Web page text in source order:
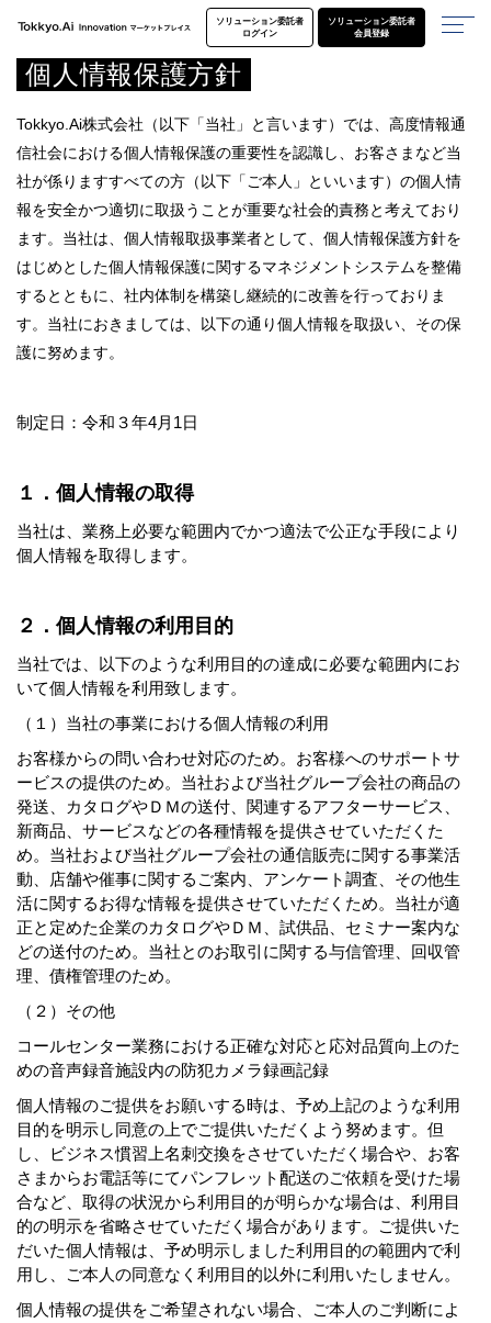
ソリューション委託者
ログイン
ソリューション委託者
会員登録
個人情報保護方針
Tokkyo.Ai株式会社（以下「当社」と言います）では、高度情報通
信社会における個人情報保護の重要性を認識し、お客さまなど当
社が係りますすべての方（以下「ご本人」といいます）の個人情
報を安全かつ適切に取扱うことが重要な社会的責務と考えており
ます。当社は、個人情報取扱事業者として、個人情報保護方針を
はじめとした個人情報保護に関するマネジメントシステムを整備
するとともに、社内体制を構築し継続的に改善を行っておりま
す。当社におきましては、以下の通り個人情報を取扱い、その保
護に努めます。
制定日：令和３年4月1日
１．個人情報の取得
当社は、業務上必要な範囲内でかつ適法で公正な手段により
個人情報を取得します。
２．個人情報の利用目的
当社では、以下のような利用目的の達成に必要な範囲内にお
いて個人情報を利用致します。
（１）当社の事業における個人情報の利用
お客様からの問い合わせ対応のため。お客様へのサポートサ
ービスの提供のため。当社および当社グループ会社の商品の
発送、カタログやＤＭの送付、関連するアフターサービス、
新商品、サービスなどの各種情報を提供させていただくた
め。当社および当社グループ会社の通信販売に関する事業活
動、店舗や催事に関するご案内、アンケート調査、その他生
活に関するお得な情報を提供させていただくため。当社が適
正と定めた企業のカタログやＤＭ、試供品、セミナー案内な
どの送付のため。当社とのお取引に関する与信管理、回収管
理、債権管理のため。
（２）その他
コールセンター業務における正確な対応と応対品質向上のた
めの音声録音施設内の防犯カメラ録画記録
個人情報のご提供をお願いする時は、予め上記のような利用
目的を明示し同意の上でご提供いただくよう努めます。但
し、ビジネス慣習上名刺交換をさせていただく場合や、お客
さまからお電話等にてパンフレット配送のご依頼を受けた場
合など、取得の状況から利用目的が明らかな場合は、利用目
的の明示を省略させていただく場合があります。ご提供いた
だいた個人情報は、予め明示しました利用目的の範囲内で利
用し、ご本人の同意なく利用目的以外に利用いたしません。
個人情報の提供をご希望されない場合、ご本人のご判断によ